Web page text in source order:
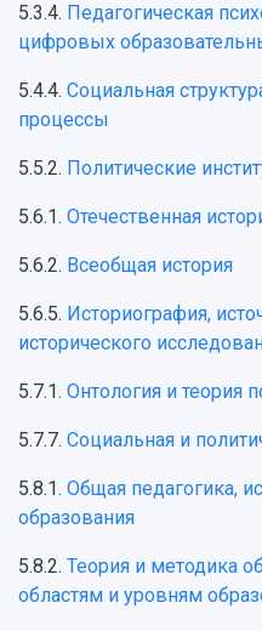
5.3.4. Педагогическая
цифровых
5.4.4. Социальная
процессы
5.5.2. Политические
5.6.1. Отечественная
5.6.2. Всеобщая история
5.6.5. Историография,
исторического
5.7.1. Онтология и теория
5.7.7. Социальная и
5.8.1. Общая педагогика,
образования
5.8.2. Теория и методика
областям и уровням